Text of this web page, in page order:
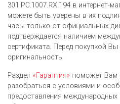
301.PC.1007.RX.194 в интернет-
можете быть уверены в их
часы только от официальных
подтверждается наличием
сертификата. Перед покупкой Вы
оригинальность.
Раздел «Гарантия» поможет Вам
разобраться с условиями и
предоставления международных